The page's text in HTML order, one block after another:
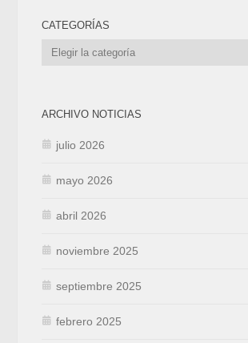
CATEGORÍAS
Categorías
ARCHIVO NOTICIAS
julio 2026
mayo 2026
abril 2026
noviembre 2025
septiembre 2025
febrero 2025